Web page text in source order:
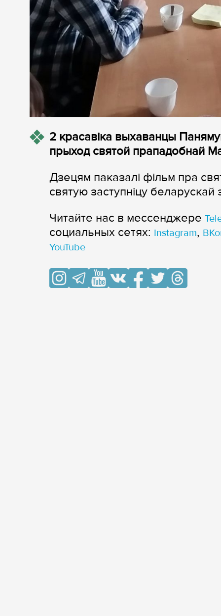
2 красавіка выхаванцы
прыход святой прападобнай
Дзецям паказалі фільм пра
святую заступніцу беларускай
Читайте нас в мессенджере
cоциальных сетях: Instagram,
YouTube